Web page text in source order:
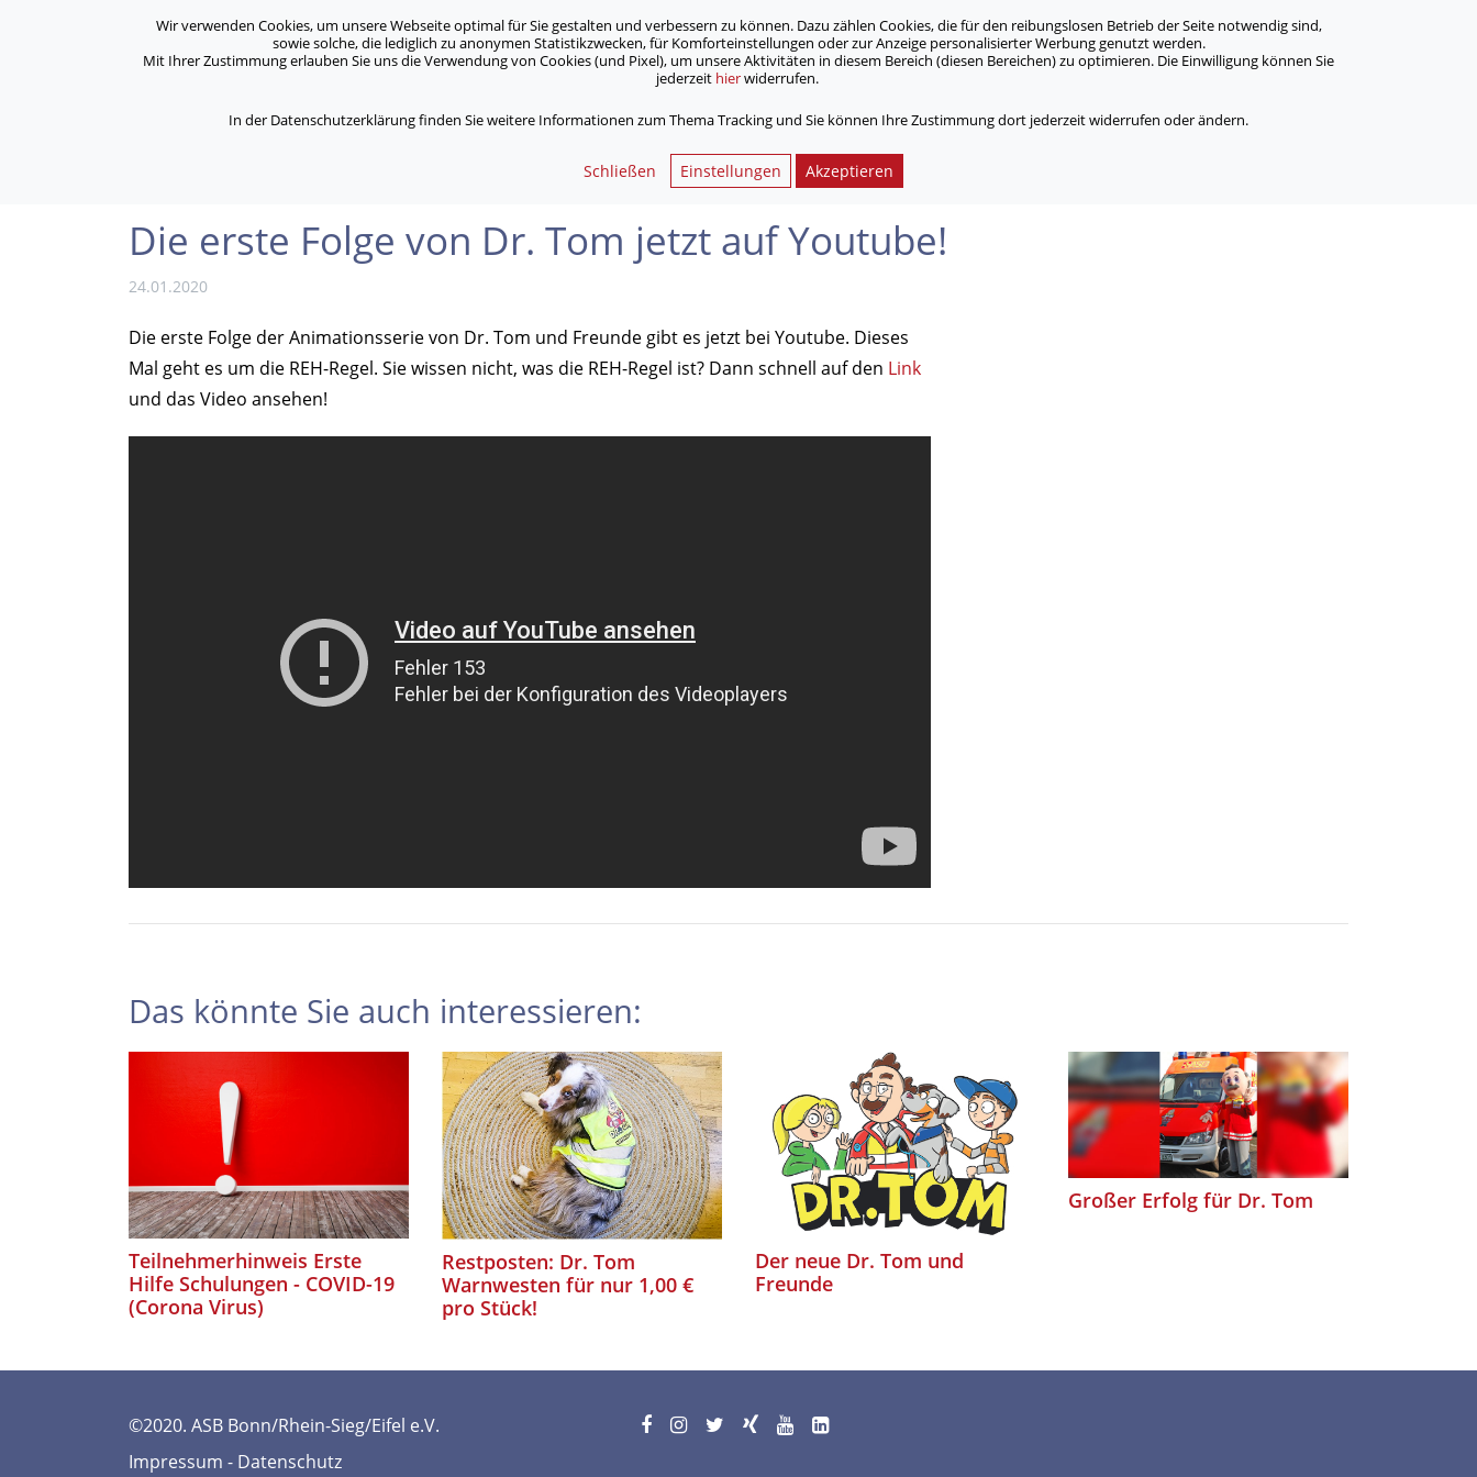
Standorte Jobs / Karriere
ASB Bonn/Rhein-Sieg/Eifel e.V.
Unsere Angebote Jobs & Karriere
Die erste Folge von Dr. Tom jetzt auf Youtube!
24.01.2020
Die erste Folge der Animationsserie von Dr. Tom und Freunde gibt es jetzt bei Youtube. Dieses
Mal geht es um die REH-Regel. Sie wissen nicht, was die REH-Regel ist? Dann schnell auf den Link
und das Video ansehen!
Das könnte Sie auch interessieren:
Teilnehmerhinweis Erste
Hilfe Schulungen - COVID-19
(Corona Virus)
Restposten: Dr. Tom
Warnwesten für nur 1,00 €
pro Stück!
Der neue Dr. Tom und
Freunde
Großer Erfolg für Dr. Tom
©2020. ASB Bonn/Rhein-Sieg/Eifel e.V.
Impressum - Datenschutz
Wir verwenden Cookies, um unsere Webseite optimal für Sie gestalten und verbessern zu können. Dazu zählen Cookies, die für den reibungslosen Betrieb der Seite notwendig sind,
sowie solche, die lediglich zu anonymen Statistikzwecken, für Komforteinstellungen oder zur Anzeige personalisierter Werbung genutzt werden.
Mit Ihrer Zustimmung erlauben Sie uns die Verwendung von Cookies (und Pixel), um unsere Aktivitäten in diesem Bereich (diesen Bereichen) zu optimieren. Die Einwilligung können Sie
jederzeit hierwiderrufen.
In der Datenschutzerklärung finden Sie weitere Informationen zum Thema Tracking und Sie können Ihre Zustimmung dort jederzeit widerrufen oder ändern.
Schließen Einstellungen Akzeptieren